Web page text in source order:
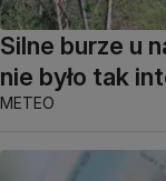
Silne burze u
nie było tak
METEO